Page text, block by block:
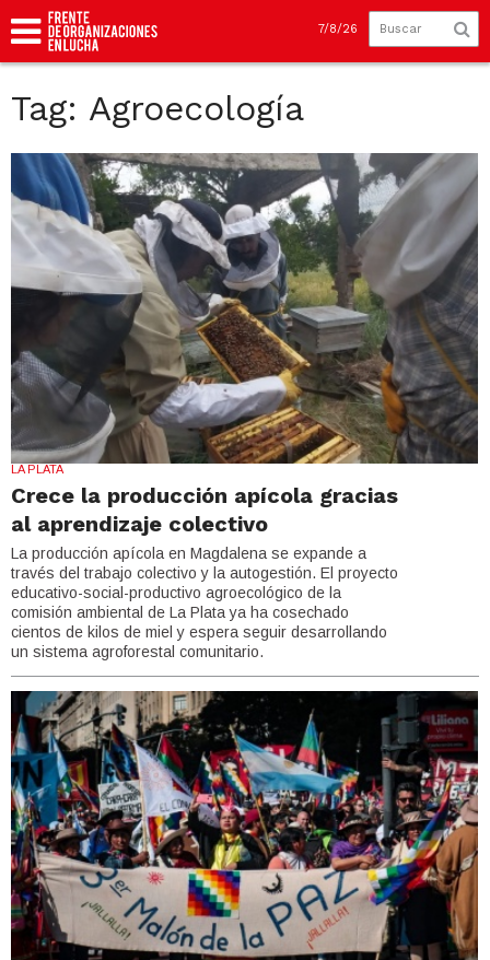
7/8/26
Tag: Agroecología
LA PLATA
Crece la producción apícola gracias
al aprendizaje colectivo
La producción apícola en Magdalena se expande a
través del trabajo colectivo y la autogestión. El proyecto
educativo-social-productivo agroecológico de la
comisión ambiental de La Plata ya ha cosechado
cientos de kilos de miel y espera seguir desarrollando
un sistema agroforestal comunitario.